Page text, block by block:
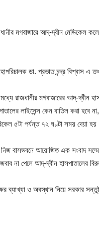
মগবাজারে আদ্‌-দ্বীন মেডিকেল
ডা. প্রভাত চন্দ্র বিশ্বাস এ
রাজধানীর মগবাজারের আদ্-দ্বীন
লাইসেন্স কেন বাতিল করা হবে না,
৫টা পর্যন্ত ৭২ ঘণ্টা সময় দেয়া
নিজ বাসভবনে আয়োজিত এক সংবাদ
না পেলে আদ্-দ্বীন হাসপাতালের
ব্যাখ্যা ও অবস্থান নিয়ে সরকার